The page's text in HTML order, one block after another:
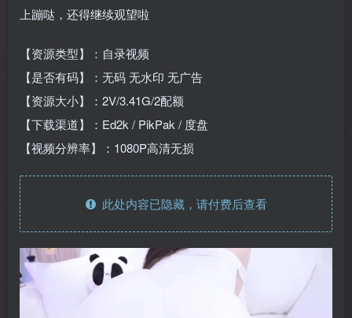
上蹦哒，还得继续观望啦
【资源类型】：自录视频
【是否有码】：无码 无水印 无广告
【资源大小】：2V/3.41G/2配额
【下载渠道】：Ed2k / PikPak / 度盘
【视频分辨率】：1080P高清无损
此处内容已隐藏，请付费后查看